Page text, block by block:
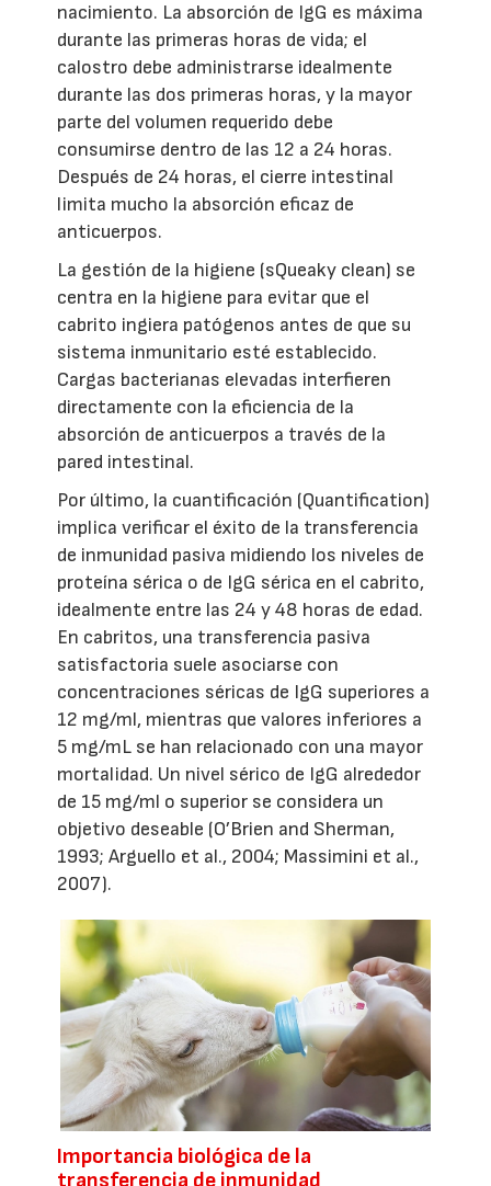
nacimiento. La absorción de IgG es máxima
durante las primeras horas de vida; el
calostro debe administrarse idealmente
durante las dos primeras horas, y la mayor
parte del volumen requerido debe
consumirse dentro de las 12 a 24 horas.
Después de 24 horas, el cierre intestinal
limita mucho la absorción eficaz de
anticuerpos.
La gestión de la higiene (sQueaky clean) se
centra en la higiene para evitar que el
cabrito ingiera patógenos antes de que su
sistema inmunitario esté establecido.
Cargas bacterianas elevadas interfieren
directamente con la eficiencia de la
absorción de anticuerpos a través de la
pared intestinal.
Por último, la cuantificación (Quantification)
implica verificar el éxito de la transferencia
de inmunidad pasiva midiendo los niveles de
proteína sérica o de IgG sérica en el cabrito,
idealmente entre las 24 y 48 horas de edad.
En cabritos, una transferencia pasiva
satisfactoria suele asociarse con
concentraciones séricas de IgG superiores a
12 mg/ml, mientras que valores inferiores a
5 mg/mL se han relacionado con una mayor
mortalidad. Un nivel sérico de IgG alrededor
de 15 mg/ml o superior se considera un
objetivo deseable (O’Brien and Sherman,
1993; Arguello et al., 2004; Massimini et al.,
2007).
Importancia biológica de la
transferencia de inmunidad